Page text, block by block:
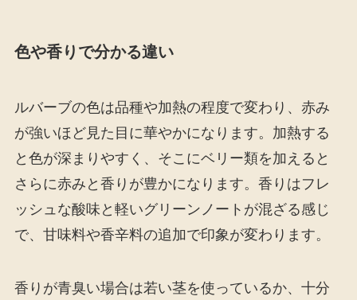
色や香りで分かる違い
ルバーブの色は品種や加熱の程度で変わり、赤み
が強いほど見た目に華やかになります。加熱する
と色が深まりやすく、そこにベリー類を加えると
さらに赤みと香りが豊かになります。香りはフレ
ッシュな酸味と軽いグリーンノートが混ざる感じ
で、甘味料や香辛料の追加で印象が変わります。
香りが青臭い場合は若い茎を使っているか、十分